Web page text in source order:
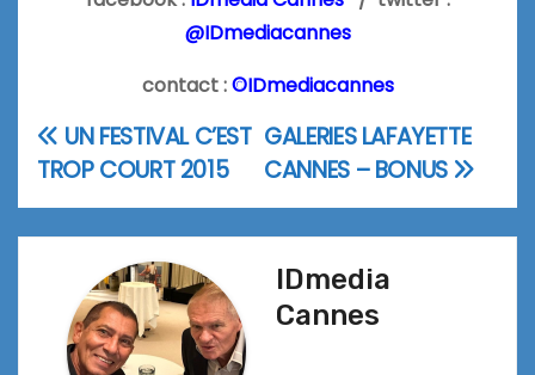
@IDmediacannes
contact :©IDmediacannes
Navigation
de
l’article
GALERIES LAFAYETTE
CANNES – BONUS
UN FESTIVAL C’EST
TROP COURT 2015
IDmedia
Cannes